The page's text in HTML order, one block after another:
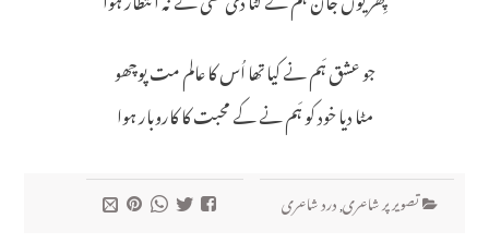
جو عشق ہَم نے کیا تھا اُس کا عالم مت پوچھو
مٹا دیا خود کو ہَم نے کے محبت کا کاروبار ہوا
تصویر پر شاعری,درد شاعری